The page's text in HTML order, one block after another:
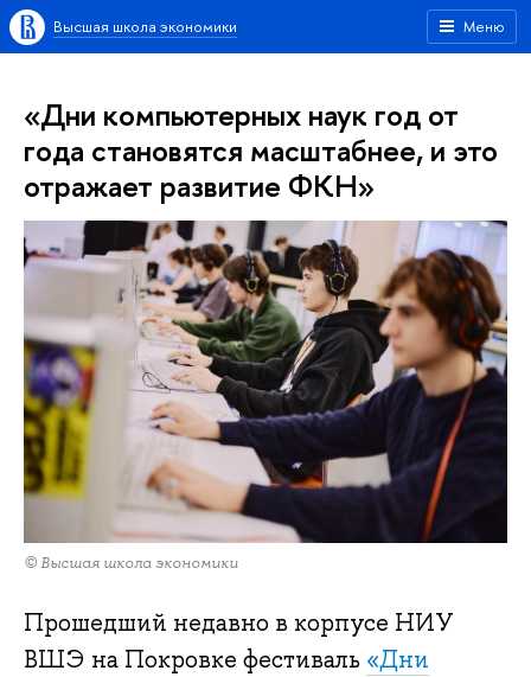
Меню
Высшая школа экономики
«Дни компьютерных наук год от
года становятся масштабнее, и это
отражает развитие ФКН»
© Высшая школа экономики
Прошедший недавно в корпусе НИУ
ВШЭ на Покровке фестиваль «Дни